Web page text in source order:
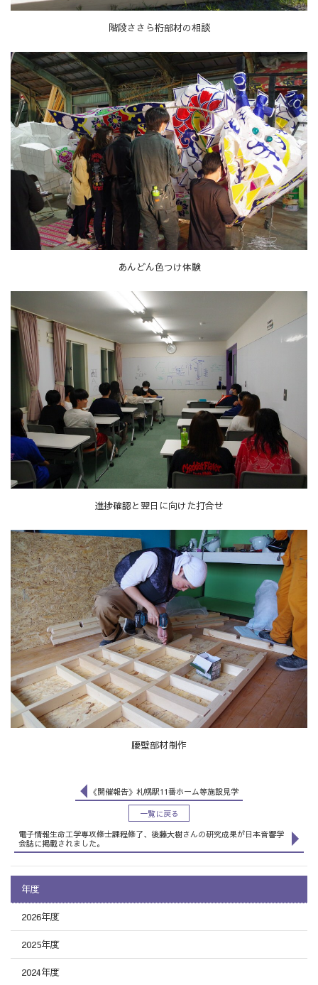
階段ささら桁部材の相談
あんどん色つけ体験
進捗確認と翌日に向けた打合せ
腰壁部材制作
《開催報告》札幌駅11番ホーム等施設見学
一覧に戻る
電子情報生命工学専攻修士課程修了、後藤大樹さんの研究成果が日本音響学
会誌に掲載されました。
年度
2026年度
2025年度
2024年度